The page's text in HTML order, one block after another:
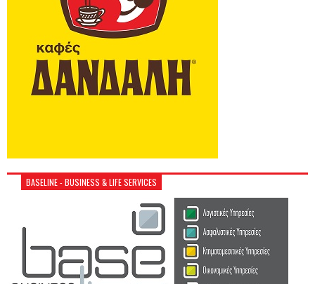
BASELINE - BUSINESS & LIFE SERVICES